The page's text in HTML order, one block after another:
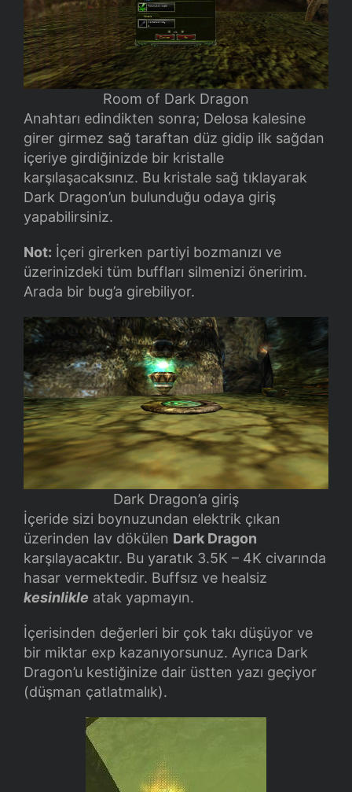
Room of Dark Dragon
Anahtarı edindikten sonra; Delosa kalesine
girer girmez sağ taraftan düz gidip ilk sağdan
içeriye girdiğinizde bir kristalle
karşılaşacaksınız. Bu kristale sağ tıklayarak
Dark Dragon’un bulunduğu odaya giriş
yapabilirsiniz.
Not: İçeri girerken partiyi bozmanızı ve
üzerinizdeki tüm buffları silmenizi öneririm.
Arada bir bug’a girebiliyor.
Dark Dragon’a giriş
İçeride sizi boynuzundan elektrik çıkan
üzerinden lav dökülen Dark Dragon
karşılayacaktır. Bu yaratık 3.5K – 4K civarında
hasar vermektedir. Buffsız ve healsiz
kesinlikle atak yapmayın.
İçerisinden değerleri bir çok takı düşüyor ve
bir miktar exp kazanıyorsunuz. Ayrıca Dark
Dragon’u kestiğinize dair üstten yazı geçiyor
(düşman çatlatmalık).